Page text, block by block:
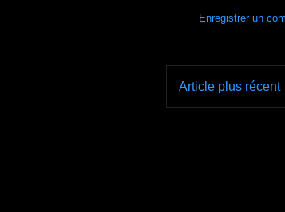
Enregistrer un
Article plus récent